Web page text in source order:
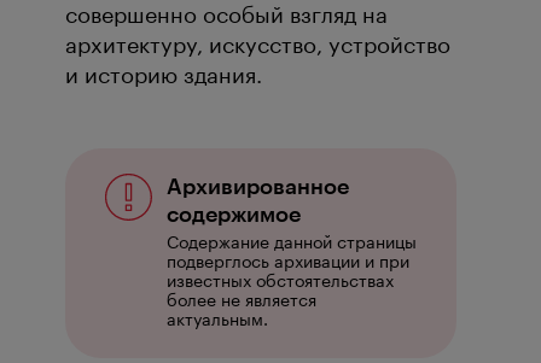
совершенно особый взгляд на
архитектуру, искусство, устройство
и историю здания.
Архивированное
содержимое
Содержание данной страницы
подверглось архивации и при
известных обстоятельствах
более не является
актуальным.